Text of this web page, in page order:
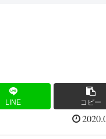
LINE コピー